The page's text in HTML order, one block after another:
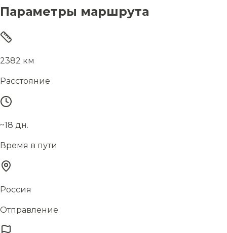
Параметры маршрута
2382 км
Расстояние
~18 дн.
Время в пути
Россия
Отправление